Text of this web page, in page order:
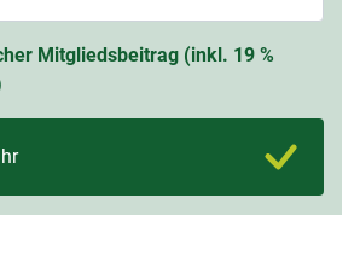
Mitgliedsbeitrag (inkl. 19 %